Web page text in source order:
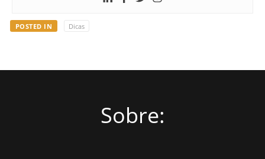
POSTED IN Dicas
Sobre: